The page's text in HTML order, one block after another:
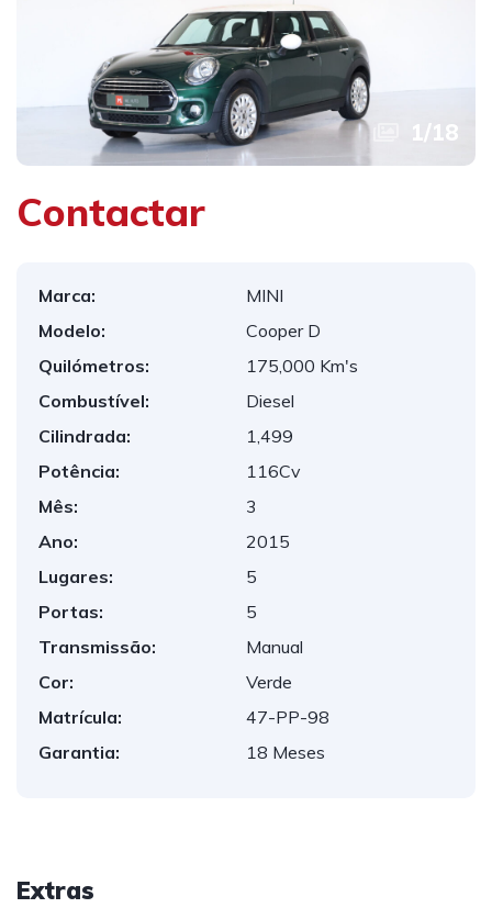
1/18
Contactar
Marca:
MINI
Modelo:
Cooper D
Quilómetros:
175,000 Km's
Combustível:
Diesel
Cilindrada:
1,499
Potência:
116Cv
Mês:
3
Ano:
2015
Lugares:
5
Portas:
5
Transmissão:
Manual
Cor:
Verde
Matrícula:
47-PP-98
Garantia:
18 Meses
Extras